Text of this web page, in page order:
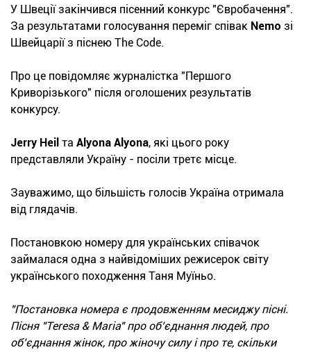
У Швеції закінчився пісенний конкурс "Євробачення".
За результатами голосування переміг співак Nemo зі
Швейцарії з піснею The Code.
Про це повідомляє журналістка "Першого
Криворізького" після оголошених результатів
конкурсу.
Jerry Heil та Alyona Alyona, які цього року
представляли Україну - посіли третє місце.
Зауважимо, що більшість голосів Україна отримала
від глядачів.
Постановкою номеру для українських співачок
займалася одна з найвідоміших режисерок світу
українського походження Таня Муїньо.
"Постановка номера є продовженням месиджу пісні.
Пісня "Teresa & Maria" про об’єднання людей, про
об’єднання жінок, про жіночу силу і про те, скільки